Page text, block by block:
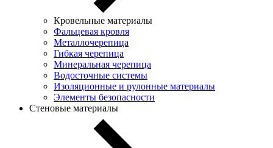
Кровельные материалы
Фальцевая кровля
Металлочерепица
Гибкая черепица
Минеральная черепица
Водосточные системы
Изоляционные и рулонные материалы
Элементы безопасности
Стеновые материалы